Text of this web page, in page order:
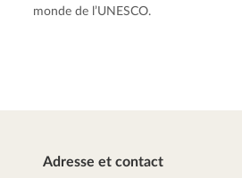
monde de l’UNESCO.
Adresse et contact